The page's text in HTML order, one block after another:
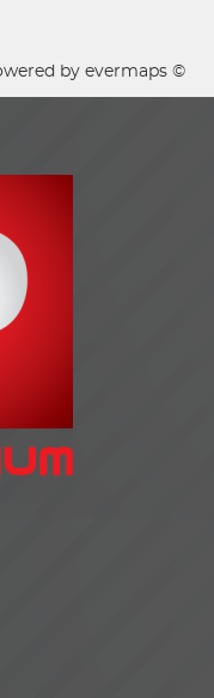
by evermaps ©